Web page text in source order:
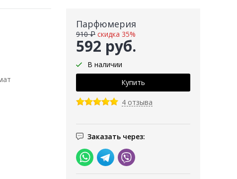
Парфюмерия
592 руб.
910 ₽ скидка 35%
В наличии
4 отзыва
Заказать через: